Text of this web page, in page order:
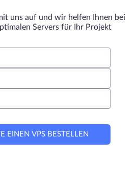
uns auf und wir helfen Ihnen bei
Servers für Ihr Projekt
EINEN VPS BESTELLEN